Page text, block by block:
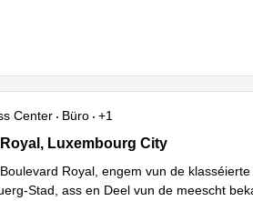
Center Büro
+1
Luxembourg City
Luxembourg City
Royal, engem vun de
Stad, ass en Deel vun de meescht